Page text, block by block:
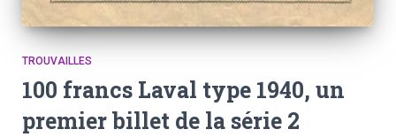
TROUVAILLES
100 francs Laval type 1940, un
premier billet de la série 2